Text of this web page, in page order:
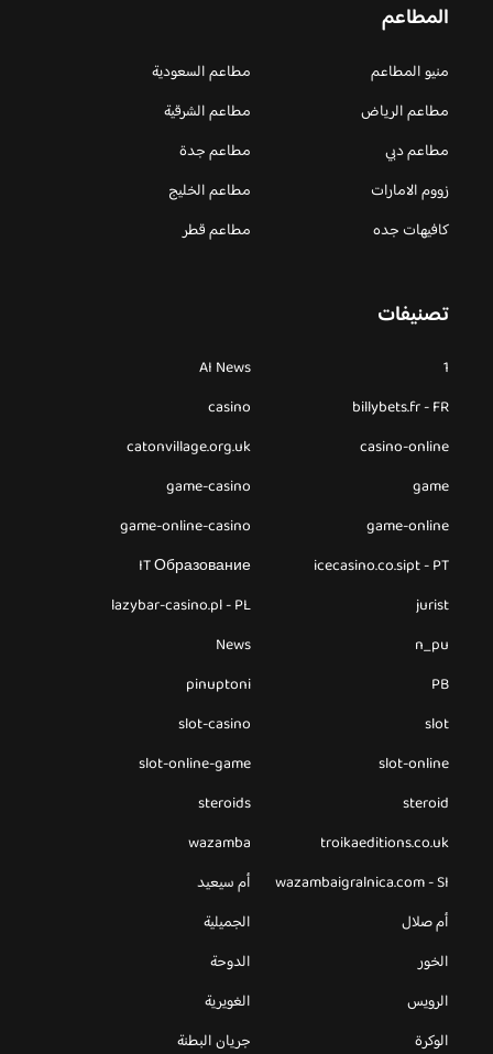
المطاعم
منيو المطاعم
مطاعم السعودية
مطاعم الرياض
مطاعم الشرقية
مطاعم دبي
مطاعم جدة
زووم الامارات
مطاعم الخليج
كافيهات جده
مطاعم قطر
تصنيفات
1
AI News
billybets.fr - FR
casino
casino-online
catonvillage.org.uk
game
game-casino
game-online
game-online-casino
icecasino.co.sipt - PT
IT Образование
jurist
lazybar-casino.pl - PL
n_pu
News
PB
pinuptoni
slot
slot-casino
slot-online
slot-online-game
steroid
steroids
troikaeditions.co.uk
wazamba
wazambaigralnica.com - SI
أم سيعيد
أم صلال
الجميلية
الخور
الدوحة
الرويس
الغويرية
الوكرة
جريان البطنة